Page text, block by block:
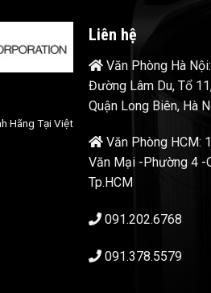
Hãng Tại Việt
Liên hệ
Văn Phòng Hà
Đường Lâm Du, Tổ
Quận Long Biên, Hà
Văn Phòng HCM:
Văn Mại -Phường 4 -
Tp.HCM
091.202.6768
091.378.5579